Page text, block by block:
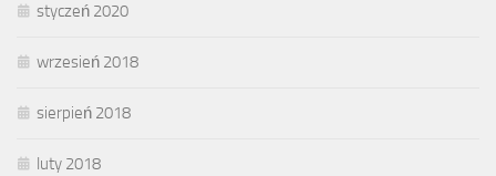
styczeń 2020
wrzesień 2018
sierpień 2018
luty 2018